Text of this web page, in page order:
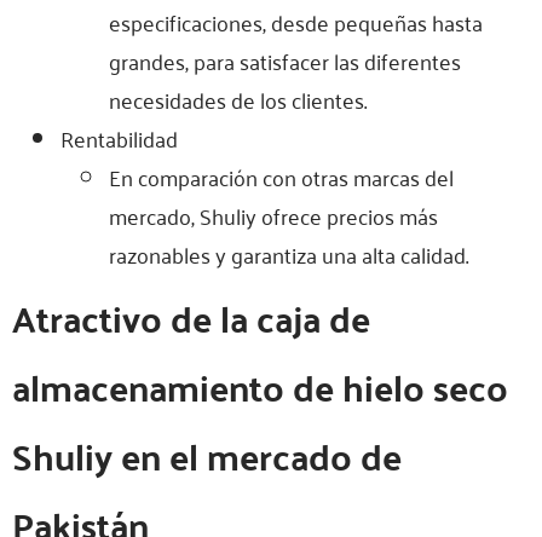
especificaciones, desde pequeñas hasta
grandes, para satisfacer las diferentes
necesidades de los clientes.
Rentabilidad
En comparación con otras marcas del
mercado, Shuliy ofrece precios más
razonables y garantiza una alta calidad.
Atractivo de la caja de
almacenamiento de hielo seco
Shuliy en el mercado de
Pakistán